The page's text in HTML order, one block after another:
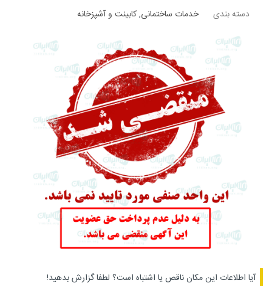
دسته بندی
خدمات ساختمانی,کابینت و آشپزخانه
آیا اطلاعات این مکان ناقص یا اشتباه است؟ لطفا گزارش بدهید!